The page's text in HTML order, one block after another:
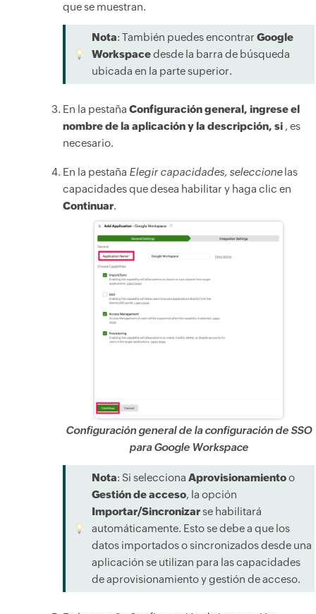
que se muestran.
Nota: También puedes encontrar Google
Workspacedesde la barra de búsqueda
ubicada en la parte superior.
En la pestaña Configuración general, ingrese el
nombre de la aplicación y la descripción, si , es
necesario.
En la pestaña Elegir capacidades, seleccionelas
capacidades que desea habilitar y haga clic en
Continuar.
Configuración general de la configuración de SSO
para Google Workspace
Nota: Si selecciona Aprovisionamientoo
Gestión de acceso, la opción
Importar/Sincronizarse habilitará
automáticamente. Esto se debe a que los
datos importados o sincronizados desde una
aplicación se utilizan para las capacidades
de aprovisionamiento y gestión de acceso.